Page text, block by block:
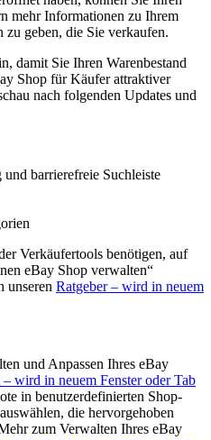
mehr Informationen zu Ihrem
zu geben, die Sie verkaufen.
damit Sie Ihren Warenbestand
Shop für Käufer attraktiver
nach folgenden Updates und
barrierefreie Suchleiste
Verkäufertools benötigen, auf
eBay Shop verwalten“
unseren Ratgeber– wird in neuem
und Anpassen Ihres eBay
– wird in neuem Fenster oder Tab
in benutzerdefinierten Shop-
die hervorgehoben
zum Verwalten Ihres eBay